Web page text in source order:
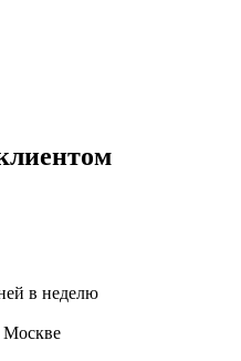
в неделю
Москве